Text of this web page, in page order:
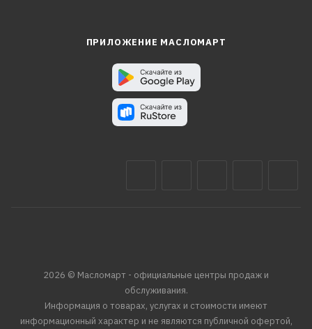
ПРИЛОЖЕНИЕ МАСЛОМАРТ
2026 © Масломарт - официальные центры продаж и
обслуживания.
Информация о товарах, услугах и стоимости имеют
информационный характер и не являются публичной офертой,